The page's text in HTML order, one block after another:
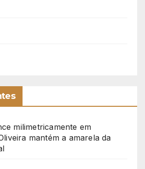
milimetricamente em
mantém a amarela da